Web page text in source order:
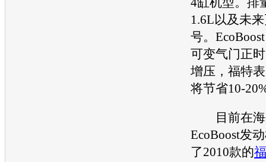
1.6L以及未
号。
可变气门正
增压， 福特
将节省10-
目前在海
EcoBoost发
了2010款的